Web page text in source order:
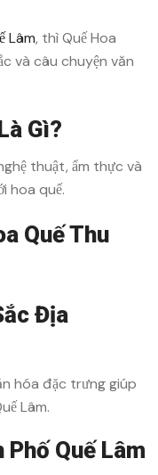
Lâm, thì Quế Hoa
và câu chuyện văn
Gì?
thuật, ẩm thực và
hoa quế.
Quế Thu
Địa
hóa đặc trưng giúp
Lâm.
Quế Lâm